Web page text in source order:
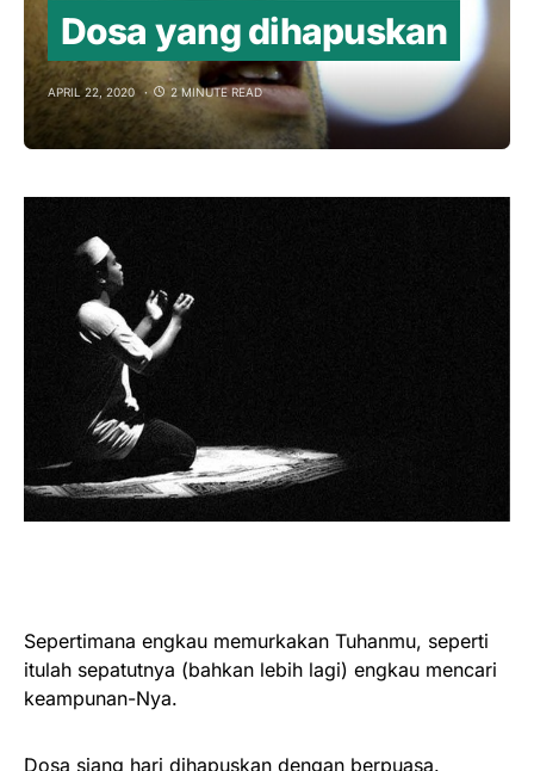
Dosa yang dihapuskan
APRIL 22, 2020 2 MINUTE READ
Sepertimana engkau memurkakan Tuhanmu, seperti
itulah sepatutnya (bahkan lebih lagi) engkau mencari
keampunan-Nya.
Dosa siang hari dihapuskan dengan berpuasa.